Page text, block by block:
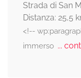
Strada di San
Distanza: 25,5
<!--
immerso...